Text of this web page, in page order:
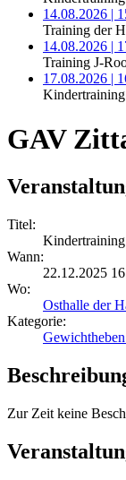
14.08.2026 |
Training der
14.08.2026 |
Training J-
17.08.2026 |
GAV
Titel:
Kindertraining
Wann:
22.12.2025
Wo:
Osthalle der
Kategorie:
Zur Zeit keine